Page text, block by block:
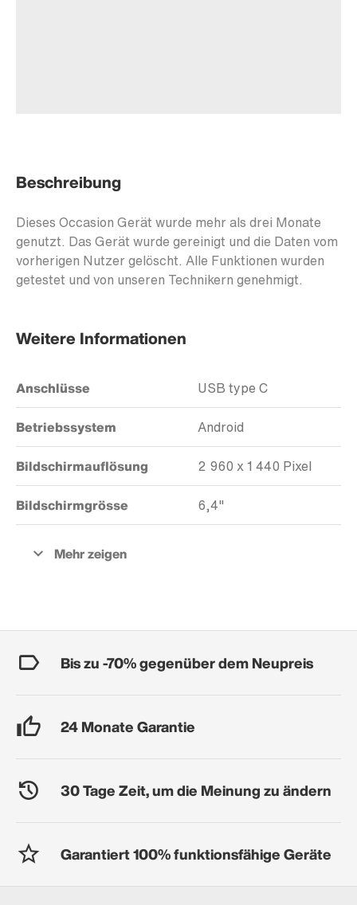
Beschreibung
Dieses Occasion Gerät wurde mehr als drei Monate
genutzt. Das Gerät wurde gereinigt und die Daten vom
vorherigen Nutzer gelöscht. Alle Funktionen wurden
getestet und von unseren Technikern genehmigt.
Weitere Informationen
Anschlüsse USB type C
Betriebssystem Android
Bildschirmauflösung 2 960 x 1 440 Pixel
Bildschirmgrösse 6,4"
Bis zu -70% gegenüber dem Neupreis
24 Monate Garantie
30 Tage Zeit, um die Meinung zu ändern
Garantiert 100% funktionsfähige Geräte